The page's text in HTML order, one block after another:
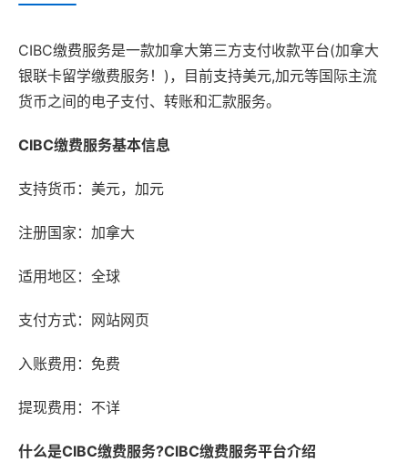
CIBC缴费服务是一款加拿大第三方支付收款平台(加拿大
银联卡留学缴费服务！)，目前支持美元,加元等国际主流
货币之间的电子支付、转账和汇款服务。
CIBC缴费服务基本信息
支持货币：美元，加元
注册国家：加拿大
适用地区：全球
支付方式：网站网页
入账费用：免费
提现费用：不详
什么是CIBC缴费服务?CIBC缴费服务平台介绍